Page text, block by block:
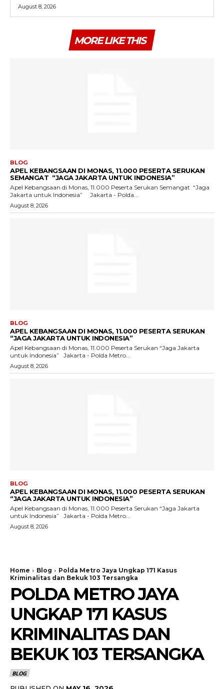
August 8, 2026
MORE LIKE THIS
BLOG
APEL KEBANGSAAN DI MONAS, 11.000 PESERTA SERUKAN
SEMANGAT “JAGA JAKARTA UNTUK INDONESIA”
Apel Kebangsaan di Monas, 11.000 Peserta Serukan Semangat “Jaga
Jakarta untuk Indonesia” Jakarta - Polda...
August 8, 2026
BLOG
APEL KEBANGSAAN DI MONAS, 11.000 PESERTA SERUKAN
“JAGA JAKARTA UNTUK INDONESIA”
Apel Kebangsaan di Monas, 11.000 Peserta Serukan “Jaga Jakarta
untuk Indonesia” Jakarta - Polda Metro...
August 8, 2026
BLOG
APEL KEBANGSAAN DI MONAS, 11.000 PESERTA SERUKAN
“JAGA JAKARTA UNTUK INDONESIA”
Apel Kebangsaan di Monas, 11.000 Peserta Serukan “Jaga Jakarta
untuk Indonesia” Jakarta - Polda Metro...
August 8, 2026